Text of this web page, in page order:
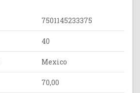
7501145233375
40
Mexico
70,00